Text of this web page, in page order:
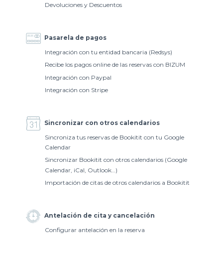
Devoluciones y Descuentos
Pasarela de pagos
Integración con tu entidad bancaria (Redsys)
Recibe los pagos online de las reservas con BIZUM
Integración con Paypal
Integración con Stripe
Sincronizar con otros calendarios
Sincroniza tus reservas de Bookitit con tu Google
Calendar
Sincronizar Bookitit con otros calendarios (Google
Calendar, iCal, Outlook…)
Importación de citas de otros calendarios a Bookitit
Antelación de cita y cancelación
Configurar antelación en la reserva